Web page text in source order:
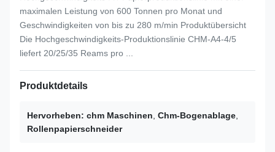
maximalen Leistung von 600 Tonnen pro Monat und
Geschwindigkeiten von bis zu 280 m/min Produktübersicht
Die Hochgeschwindigkeits-Produktionslinie CHM-A4-4/5
liefert 20/25/35 Reams pro ...
Produktdetails
Hervorheben: chm Maschinen Chm-Bogenablage
Rollenpapierschneider